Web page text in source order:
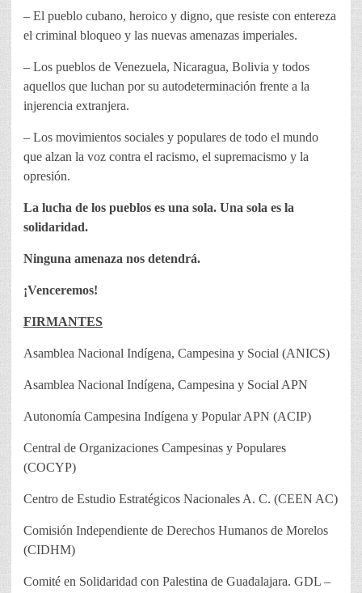
– El pueblo cubano, heroico y digno, que resiste con entereza
el criminal bloqueo y las nuevas amenazas imperiales.
– Los pueblos de Venezuela, Nicaragua, Bolivia y todos
aquellos que luchan por su autodeterminación frente a la
injerencia extranjera.
– Los movimientos sociales y populares de todo el mundo
que alzan la voz contra el racismo, el supremacismo y la
opresión.
La lucha de los pueblos es una sola. Una sola es la
solidaridad.
Ninguna amenaza nos detendrá.
¡Venceremos!
FIRMANTES
Asamblea Nacional Indígena, Campesina y Social (ANICS)
Asamblea Nacional Indígena, Campesina y Social APN
Autonomía Campesina Indígena y Popular APN (ACIP)
Central de Organizaciones Campesinas y Populares
(COCYP)
Centro de Estudio Estratégicos Nacionales A. C. (CEEN AC)
Comisión Independiente de Derechos Humanos de Morelos
(CIDHM)
Comité en Solidaridad con Palestina de Guadalajara. GDL –